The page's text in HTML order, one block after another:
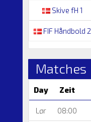
Skive fH 1
FIF Håndbold 2
Matches
Day Zeit
Lør 08:00